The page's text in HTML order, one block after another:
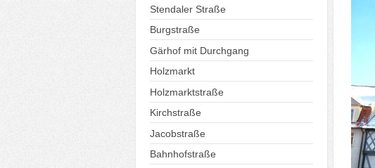
Stendaler Straße
Burgstraße
Gärhof mit Durchgang
Holzmarkt
Holzmarktstraße
Kirchstraße
Jacobstraße
Bahnhofstraße